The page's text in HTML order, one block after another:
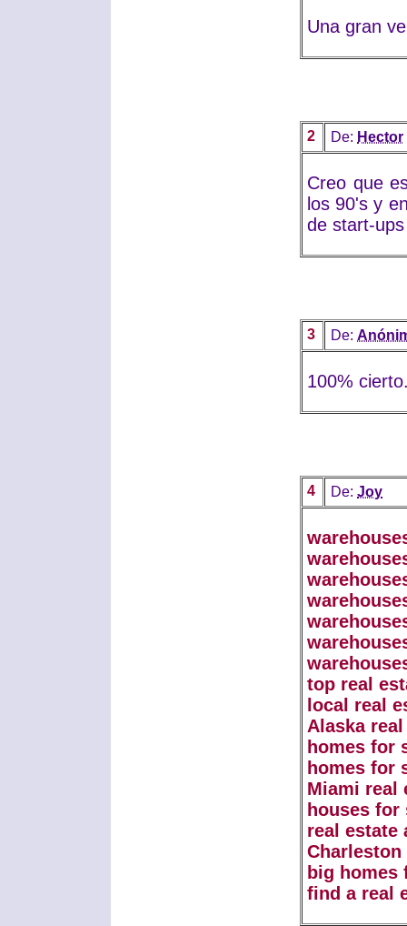
Una gran
2 De: Hector
Creo que
los 90's y
de start-
3 De:
100%
4 De: Joy
top real
local real
Alaska
homes for
homes for
Miami real
houses for
real estate
Charleston
big homes
find a real